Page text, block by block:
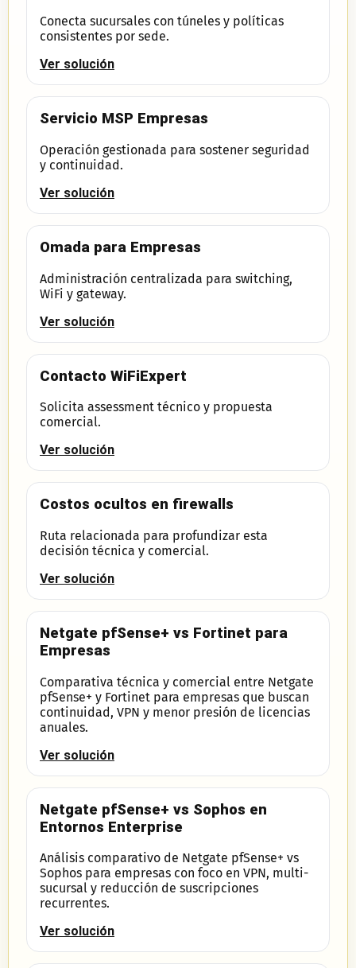
Conecta sucursales con túneles y políticas
consistentes por sede.
Ver solución
Servicio MSP Empresas
Operación gestionada para sostener seguridad
y continuidad.
Ver solución
Omada para Empresas
Administración centralizada para switching,
WiFi y gateway.
Ver solución
Contacto WiFiExpert
Solicita assessment técnico y propuesta
comercial.
Ver solución
Costos ocultos en firewalls
Ruta relacionada para profundizar esta
decisión técnica y comercial.
Ver solución
Netgate pfSense+ vs Fortinet para
Empresas
Comparativa técnica y comercial entre Netgate
pfSense+ y Fortinet para empresas que buscan
continuidad, VPN y menor presión de licencias
anuales.
Ver solución
Netgate pfSense+ vs Sophos en
Entornos Enterprise
Análisis comparativo de Netgate pfSense+ vs
Sophos para empresas con foco en VPN, multi-
sucursal y reducción de suscripciones
recurrentes.
Ver solución